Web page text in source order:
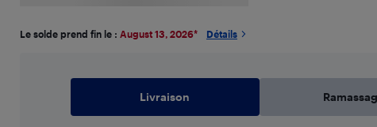
Le solde prend fin le : August 13, 2026* Détails
Livraison